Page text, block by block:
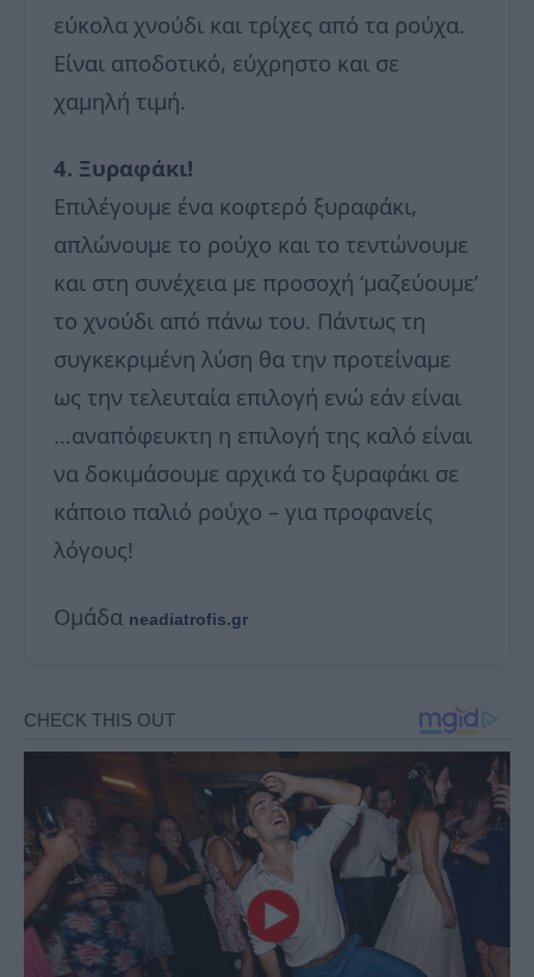
εύκολα χνούδι και τρίχες από τα ρούχα.
Είναι αποδοτικό, εύχρηστο και σε
χαμηλή τιμή.
4. Ξυραφάκι!
Επιλέγουμε ένα κοφτερό ξυραφάκι,
απλώνουμε το ρούχο και το τεντώνουμε
και στη συνέχεια με προσοχή ‘μαζεύουμε’
το χνούδι από πάνω του. Πάντως τη
συγκεκριμένη λύση θα την προτείναμε
ως την τελευταία επιλογή ενώ εάν είναι
…αναπόφευκτη η επιλογή της καλό είναι
να δοκιμάσουμε αρχικά το ξυραφάκι σε
κάποιο παλιό ρούχο – για προφανείς
λόγους!
Ομάδα neadiatrofis.gr